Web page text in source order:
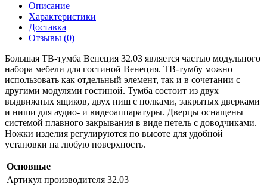
Описание
Характеристики
Доставка
Отзывы (0)
Большая ТВ-тумба Венеция 32.03 является частью модульного
набора мебели для гостиной Венеция. ТВ-тумбу можно
использовать как отдельный элемент, так и в сочетании с
другими модулями гостиной. Тумба состоит из двух
выдвижных ящиков, двух ниш с полками, закрытых дверками
и ниши для аудио- и видеоаппаратуры. Дверцы оснащены
системой плавного закрывания в виде петель с доводчиками.
Ножки изделия регулируются по высоте для удобной
установки на любую поверхность.
Основные
Артикул производителя 32.03